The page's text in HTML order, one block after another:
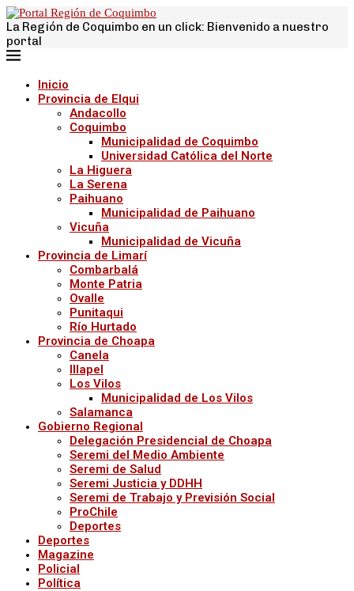
La Región de Coquimbo en un click: Bienvenido a nuestro
portal
Inicio
Provincia de Elqui
Andacollo
Coquimbo
Municipalidad de Coquimbo
Universidad Católica del Norte
La Higuera
La Serena
Paihuano
Municipalidad de Paihuano
Vicuña
Municipalidad de Vicuña
Provincia de Limarí
Combarbalá
Monte Patria
Ovalle
Punitaqui
Río Hurtado
Provincia de Choapa
Canela
Illapel
Los Vilos
Municipalidad de Los Vilos
Salamanca
Gobierno Regional
Delegación Presidencial de Choapa
Seremi del Medio Ambiente
Seremi de Salud
Seremi Justicia y DDHH
Seremi de Trabajo y Previsión Social
ProChile
Deportes
Deportes
Magazine
Policial
Política